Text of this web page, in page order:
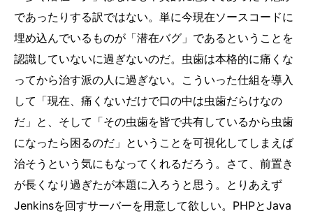
であったりする訳ではない。単に今現在ソースコードに
埋め込んでいるものが「潜在バグ」であるということを
認識していないに過ぎないのだ。虫歯は本格的に痛くな
ってから治す派の人に過ぎない。こういった仕組を導入
して「現在、痛くないだけで口の中は虫歯だらけなの
だ」と、そして「その虫歯を皆で共有しているから虫歯
になったら困るのだ」ということを可視化してしまえば
治そうという気にもなってくれるだろう。さて、前置き
が長くなり過ぎたが本題に入ろうと思う。とりあえず
Jenkinsを回すサーバーを用意して欲しい。PHPとJava